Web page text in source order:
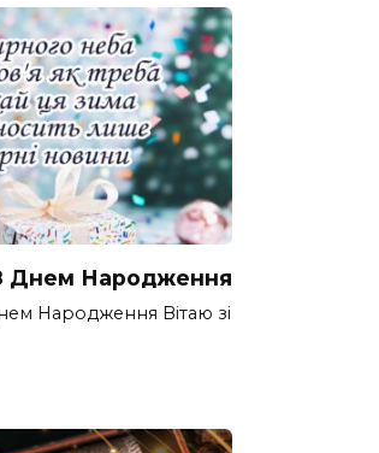
Днем Народження
Народження Вітаю зі